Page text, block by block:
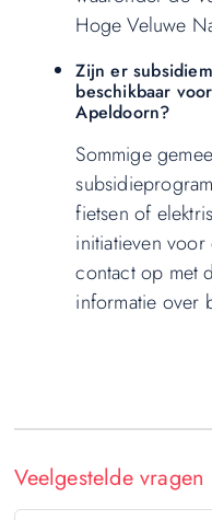
Hoge Veluwe
Zijn er
beschikbaar
Apeldoorn?
Sommige
fietsen of
initiatieven
contact op met
informatie over
Veelgestelde vragen